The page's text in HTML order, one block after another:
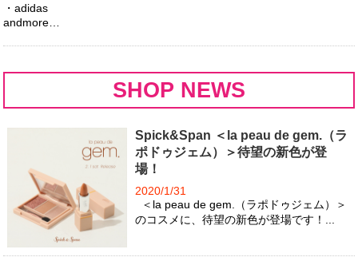
・adidas
andmore…
SHOP NEWS
Spick&Span ＜la peau de gem.（ラ
ポドゥジェム）＞待望の新色が登
場！
2020/1/31
＜la peau de gem.（ラポドゥジェム）＞
のコスメに、待望の新色が登場です！...